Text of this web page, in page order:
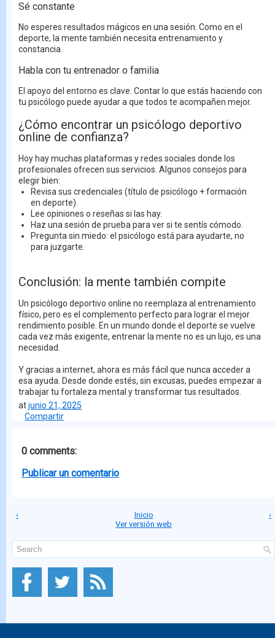
Sé constante
No esperes resultados mágicos en una sesión. Como en el
deporte, la mente también necesita entrenamiento y
constancia.
Habla con tu entrenador o familia
El apoyo del entorno es clave. Contar lo que estás haciendo con
tu psicólogo puede ayudar a que todos te acompañen mejor.
¿Cómo encontrar un psicólogo deportivo
online de confianza?
Hoy hay muchas plataformas y redes sociales donde los
profesionales ofrecen sus servicios. Algunos consejos para
elegir bien:
Revisa sus credenciales (título de psicólogo + formación
en deporte).
Lee opiniones o reseñas si las hay.
Haz una sesión de prueba para ver si te sentís cómodo.
Pregunta sin miedo: el psicólogo está para ayudarte, no
para juzgarte.
Conclusión: la mente también compite
Un psicólogo deportivo online no reemplaza al entrenamiento
físico, pero es el complemento perfecto para lograr el mejor
rendimiento posible. En un mundo donde el deporte se vuelve
cada vez más exigente, entrenar la mente no es un lujo, es una
necesidad.
Y gracias a internet, ahora es más fácil que nunca acceder a
esa ayuda. Desde donde estés, sin excusas, puedes empezar a
trabajar tu fortaleza mental y transformar tus resultados.
atjunio 21, 2025
Compartir
0 comments:
Publicar un comentario
‹ ›
Inicio
Ver versión web